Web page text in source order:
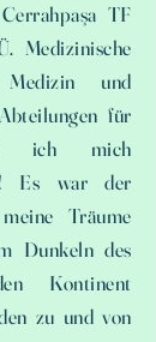
TF
Medizinische
und
für
ich mich
Es war der
Träume
Dunkeln des
Kontinent
zu und von